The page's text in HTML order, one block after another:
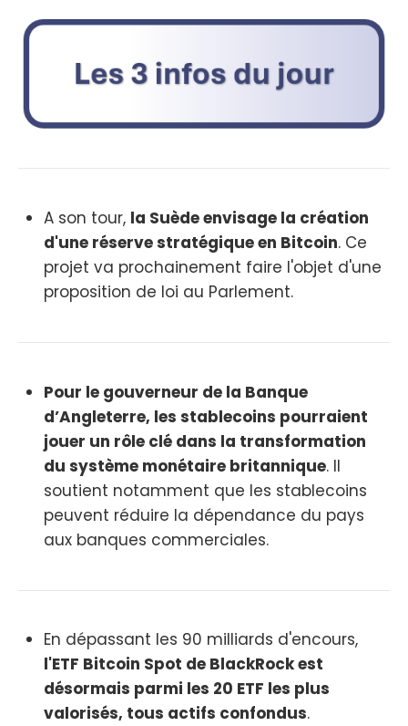
A son tour, la Suède envisage la création
d'une réserve stratégique en Bitcoin. Ce
projet va prochainement faire l'objet d'une
proposition de loi au Parlement.
Pour le gouverneur de la Banque
d’Angleterre, les stablecoins pourraient
jouer un rôle clé dans la transformation
du système monétaire britannique. Il
soutient notamment que les stablecoins
peuvent réduire la dépendance du pays
aux banques commerciales.
En dépassant les 90 milliards d'encours,
l'ETF Bitcoin Spot de BlackRock est
désormais parmi les 20 ETF les plus
valorisés, tous actifs confondus.